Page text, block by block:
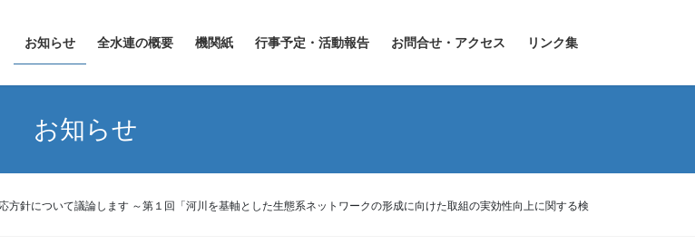
お知らせ 全水連の概要 機関紙 行事予定・活動報告 お問合せ・アクセス リンク集
お知らせ
針について議論します ～第１回「河川を基軸とした生態系ネットワークの形成に向けた取組の実効性向上に関する検